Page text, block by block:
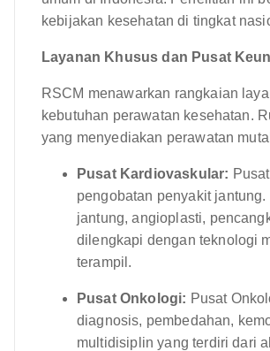
kebijakan kesehatan di tingkat
Layanan Khusus dan Pusat
RSCM menawarkan rangkaian
kebutuhan perawatan kesehatan.
yang menyediakan perawatan
Pusat Kardiovaskular:
pengobatan penyakit
jantung, angioplasti,
dilengkapi dengan teknologi
terampil.
Pusat Onkologi: Pusat
diagnosis, pembedahan,
multidisiplin yang terdiri dari